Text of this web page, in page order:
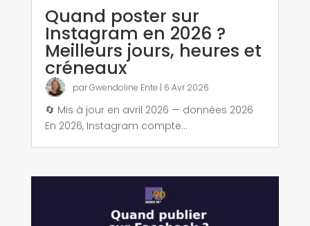
Quand poster sur
Instagram en 2026 ?
Meilleurs jours, heures et
créneaux
parGwendoline Ente | 6 Avr 2026
🔄 Mis à jour en avril 2026 — données 2026
En 2026, Instagram compte...